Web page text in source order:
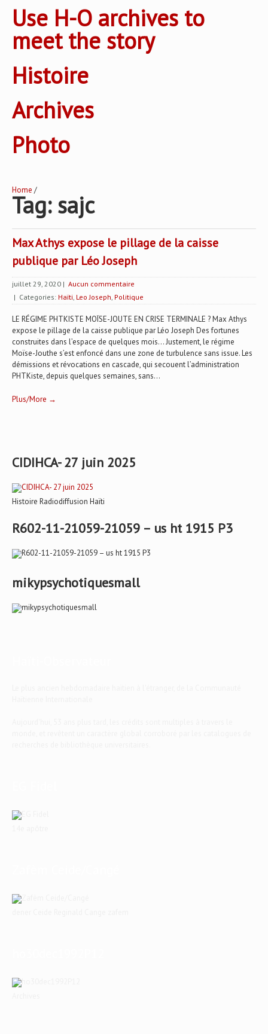
Use H-O archives to
meet the story
Histoire
Archives
Photo
Home /
Tag: sajc
Max Athys expose le pillage de la caisse
publique par Léo Joseph
juillet 29, 2020 | Aucun commentaire
| Categories: Haïti, Leo Joseph, Politique
LE RÉGIME PHTKISTE MOÏSE-JOUTE EN CRISE TERMINALE ? Max Athys
expose le pillage de la caisse publique par Léo Joseph Des fortunes
construites dans l’espace de quelques mois... Justement, le régime
Moïse-Jouthe s’est enfoncé dans une zone de turbulence sans issue. Les
démissions et révocations en cascade, qui secouent l’administration
PHTKiste, depuis quelques semaines, sans...
Plus/More →
CIDIHCA- 27 juin 2025
Histoire Radiodiffusion Haïti
R602-11-21059-21059 – us ht 1915 P3
mikypsychotiquesmall